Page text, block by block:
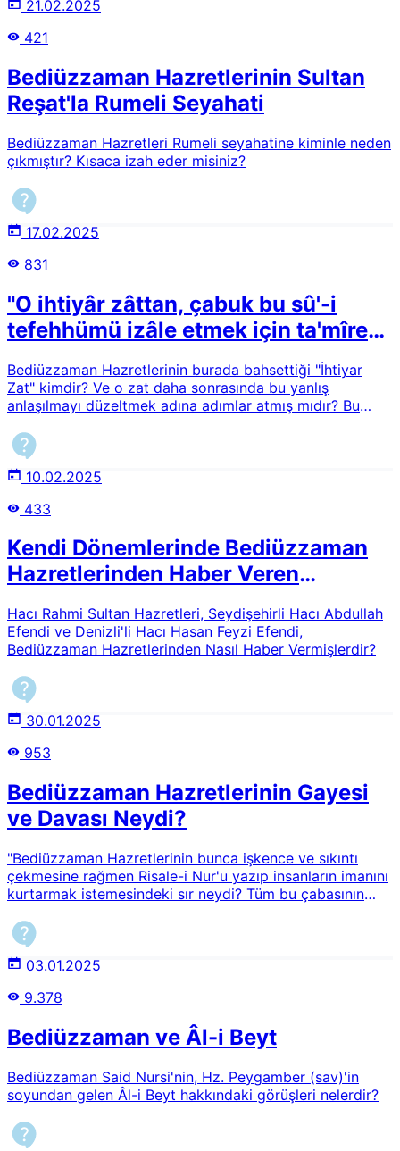
edecekti" sözünü söylediği doğru mudur?
21.02.2025
421
Bediüzzaman Hazretlerinin Sultan
Reşat'la Rumeli Seyahati
Bediüzzaman Hazretleri Rumeli seyahatine kiminle neden
çıkmıştır? Kısaca izah eder misiniz?
17.02.2025
831
"O ihtiyâr zâttan, çabuk bu sû'-i
tefehhümü izâle etmek için ta'mîre
çalışmasını, hem duâsıyla, hem
te'sîrli nasihatiyle yardımını
bekleriz."
Bediüzzaman Hazretlerinin burada bahsettiği "İhtiyar
Zat" kimdir? Ve o zat daha sonrasında bu yanlış
anlaşılmayı düzeltmek adına adımlar atmış mıdır? Bu
10.02.2025
433
Kendi Dönemlerinde Bediüzzaman
Hazretlerinden Haber Veren
Hacı Rahmi Sultan Hazretleri, Seydişehirli Hacı Abdullah
Efendi ve Denizli'li Hacı Hasan Feyzi Efendi,
Bediüzzaman Hazretlerinden Nasıl Haber Vermişlerdir?
30.01.2025
953
Bediüzzaman Hazretlerinin Gayesi
ve Davası Neydi?
"Bediüzzaman Hazretlerinin bunca işkence ve sıkıntı
çekmesine rağmen Risale-i Nur'u yazıp insanların imanını
kurtarmak istemesindeki sır neydi? Tüm bu çabasının
03.01.2025
9.378
Bediüzzaman ve Âl-i Beyt
Bediüzzaman Said Nursi'nin, Hz. Peygamber (sav)'in
soyundan gelen Âl-i Beyt hakkındaki görüşleri nelerdir?